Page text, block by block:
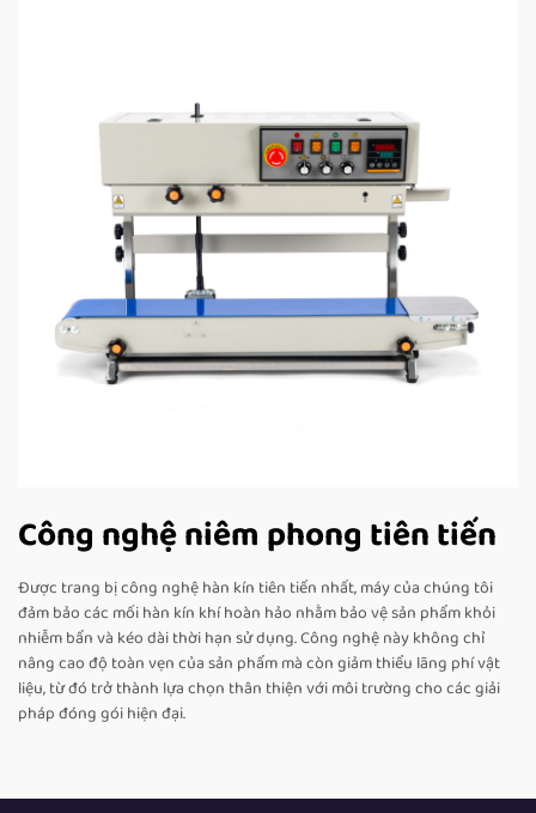
Công nghệ niêm phong tiên tiến
Được trang bị công nghệ hàn kín tiên tiến nhất, máy của chúng tôi
đảm bảo các mối hàn kín khí hoàn hảo nhằm bảo vệ sản phẩm khỏi
nhiễm bẩn và kéo dài thời hạn sử dụng. Công nghệ này không chỉ
nâng cao độ toàn vẹn của sản phẩm mà còn giảm thiểu lãng phí vật
liệu, từ đó trở thành lựa chọn thân thiện với môi trường cho các giải
pháp đóng gói hiện đại.